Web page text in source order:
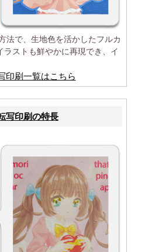
法で、生地色を活かしたフルカ
ラストも鮮やかに再現でき、イ
印刷一覧はこちら
写印刷の特長